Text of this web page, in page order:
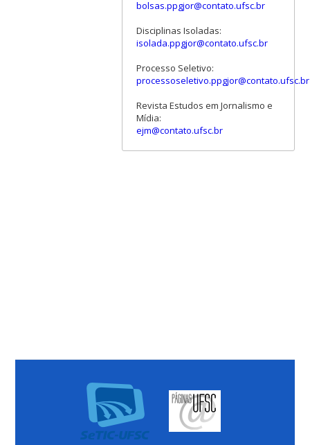
bolsas.ppgjor@contato.ufsc.br
Disciplinas Isoladas:
isolada.ppgjor@contato.ufsc.br
Processo Seletivo:
processoseletivo.ppgjor@contato.ufsc.br
Revista Estudos em Jornalismo e
Mídia:
ejm@contato.ufsc.br